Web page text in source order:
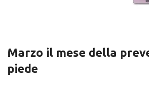
Marzo il mese della
piede